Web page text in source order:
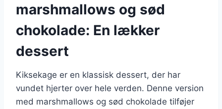
marshmallows og sød
chokolade: En lækker
dessert
Kiksekage er en klassisk dessert, der har
vundet hjerter over hele verden. Denne version
med marshmallows og sød chokolade tilføjer